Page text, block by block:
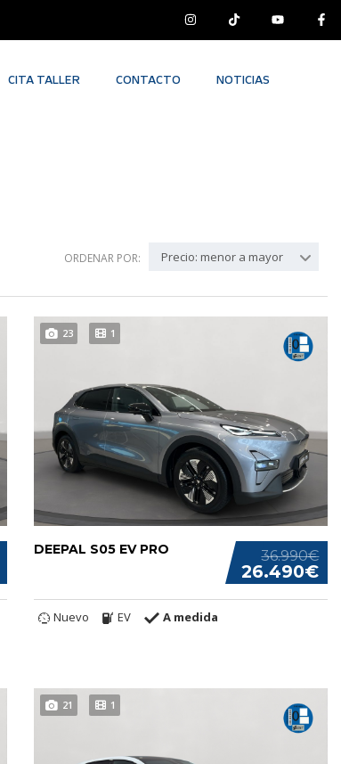
CITA TALLER CONTACTO NOTICIAS
ORDENAR POR: Precio: menor a mayor
23 1
36.990€
26.490€
DEEPAL S05 EV PRO
Nuevo EV A medida
21 1